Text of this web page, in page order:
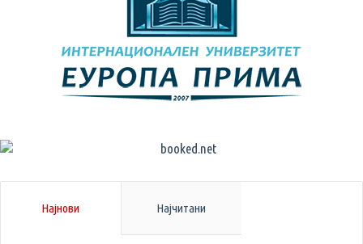
Најнови Најчитани